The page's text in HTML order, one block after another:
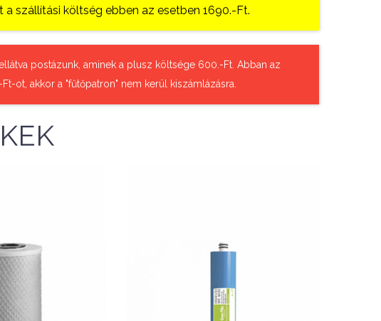
szállítási költség ebben az esetben 1690.-Ft.
postázunk, aminek a plusz költsége 600.-Ft. Abban az
ot, akkor a "fűtőpatron" nem kerül kiszámlázásra.
1,260 Ft
Aktívszén
9,400 Ft
11,900 Ft
Nettó ár: 7,402 Ft
AquaLine RO membrán